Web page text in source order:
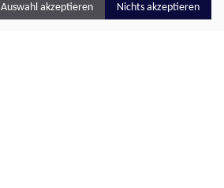
Auswahl akzeptieren Nichts akzeptieren